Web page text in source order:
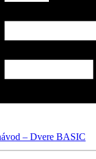
– Dvere BASIC